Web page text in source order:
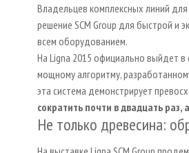
Владельцев комплексных линий
решение SCM Group для быстрой и
всем оборудованием.
На Ligna 2015 официально выйдет в
мощному алгоритму,
эта система демонстрирует
сократить почти вдвадцать раз,
Не только древесина: